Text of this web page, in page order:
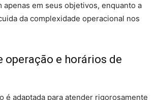
apenas em seus objetivos, enquanto a
da complexidade operacional nos
operação e horários de
é adaptada para atender rigorosamente